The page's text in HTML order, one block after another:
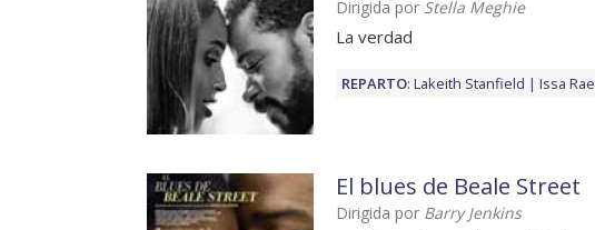
Dirigida por Stella Meghie
La verdad
REPARTO: Lakeith Stanfield Issa Rae
El blues de Beale Street
Dirigida por Barry Jenkins